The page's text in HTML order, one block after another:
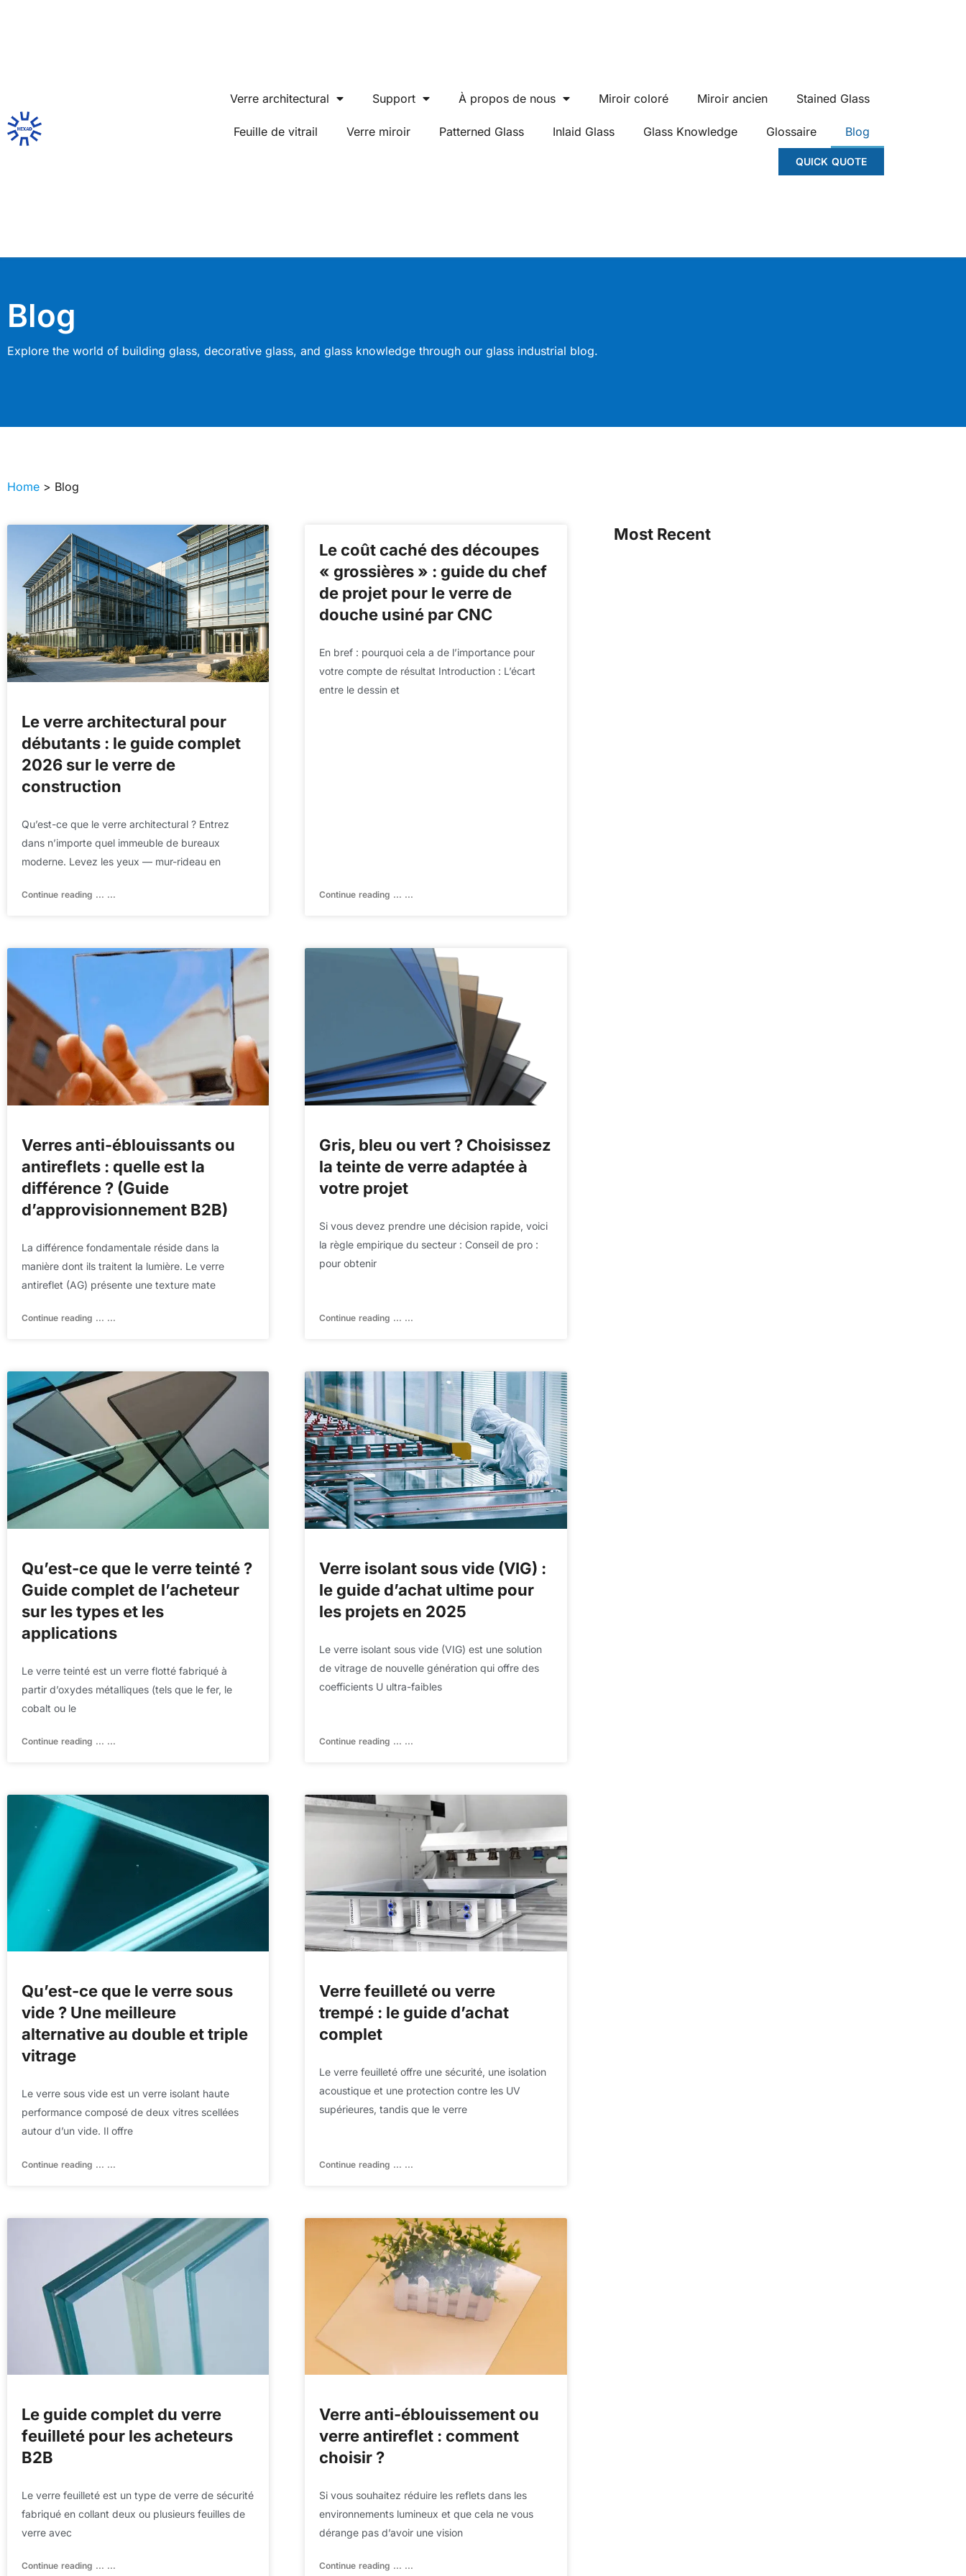
Verre architectural Support À propos de nous Miroir coloré Miroir ancien Stained Glass
Feuille de vitrail Verre miroir Patterned Glass Inlaid Glass Glass Knowledge Glossaire Blog
QUICK QUOTE
Blog
Explore the world of building glass, decorative glass, and glass knowledge through our glass industrial blog.
Home > Blog
Le verre architectural pour
débutants : le guide complet
2026 sur le verre de
construction
Qu’est-ce que le verre architectural ? Entrez
dans n’importe quel immeuble de bureaux
moderne. Levez les yeux — mur-rideau en
Continue reading ... ...
Le coût caché des découpes
« grossières » : guide du chef
de projet pour le verre de
douche usiné par CNC
En bref : pourquoi cela a de l’importance pour
votre compte de résultat Introduction : L’écart
entre le dessin et
Continue reading ... ...
Verres anti-éblouissants ou
antireflets : quelle est la
différence ? (Guide
d’approvisionnement B2B)
La différence fondamentale réside dans la
manière dont ils traitent la lumière. Le verre
antireflet (AG) présente une texture mate
Continue reading ... ...
Gris, bleu ou vert ? Choisissez
la teinte de verre adaptée à
votre projet
Si vous devez prendre une décision rapide, voici
la règle empirique du secteur : Conseil de pro :
pour obtenir
Continue reading ... ...
Qu’est-ce que le verre teinté ?
Guide complet de l’acheteur
sur les types et les
applications
Le verre teinté est un verre flotté fabriqué à
partir d’oxydes métalliques (tels que le fer, le
cobalt ou le
Continue reading ... ...
Verre isolant sous vide (VIG) :
le guide d’achat ultime pour
les projets en 2025
Le verre isolant sous vide (VIG) est une solution
de vitrage de nouvelle génération qui offre des
coefficients U ultra-faibles
Continue reading ... ...
Qu’est-ce que le verre sous
vide ? Une meilleure
alternative au double et triple
vitrage
Le verre sous vide est un verre isolant haute
performance composé de deux vitres scellées
autour d’un vide. Il offre
Continue reading ... ...
Verre feuilleté ou verre
trempé : le guide d’achat
complet
Le verre feuilleté offre une sécurité, une isolation
acoustique et une protection contre les UV
supérieures, tandis que le verre
Continue reading ... ...
Le guide complet du verre
feuilleté pour les acheteurs
B2B
Le verre feuilleté est un type de verre de sécurité
fabriqué en collant deux ou plusieurs feuilles de
verre avec
Continue reading ... ...
Verre anti-éblouissement ou
verre antireflet : comment
choisir ?
Si vous souhaitez réduire les reflets dans les
environnements lumineux et que cela ne vous
dérange pas d’avoir une vision
Continue reading ... ...
Most Recent